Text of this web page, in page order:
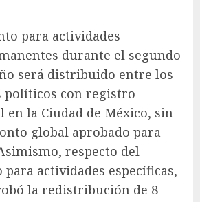
para actividades
durante el segundo
será distribuido entre los
políticos con registro
en la Ciudad de México, sin
global aprobado para
respecto del
actividades específicas,
la redistribución de 8